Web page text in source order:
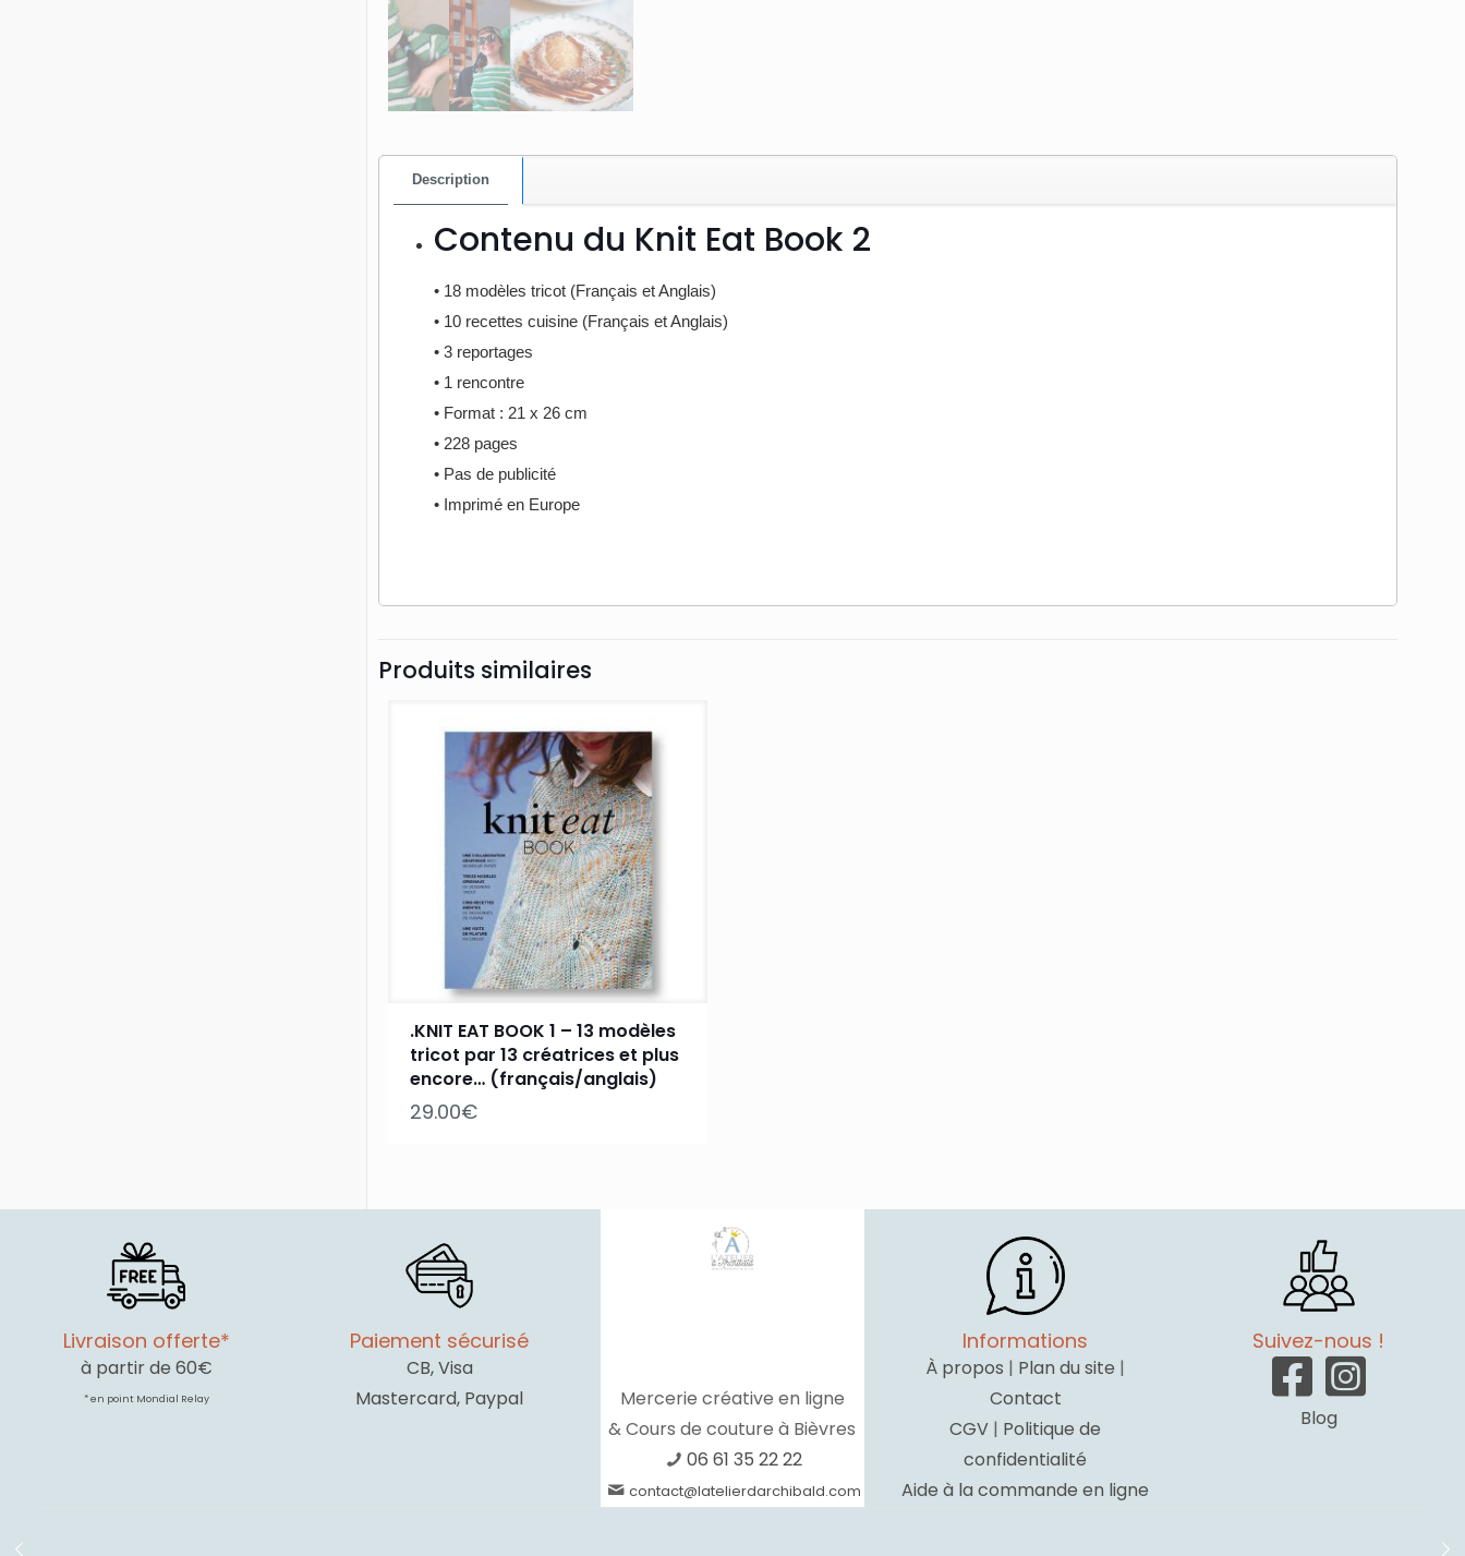
Description
Contenu du Knit Eat Book 2
• 18 modèles tricot (Français et Anglais)
• 10 recettes cuisine (Français et Anglais)
• 3 reportages
• 1 rencontre
• Format : 21 x 26 cm
• 228 pages
• Pas de publicité
• Imprimé en Europe
Produits similaires
.KNIT EAT BOOK 1 – 13 modèles
tricot par 13 créatrices et plus
encore… (français/anglais)
29.00€
Livraison offerte*
à partir de 60€
* en point Mondial Relay
Paiement sécurisé
CB, Visa
Mastercard, Paypal
Mercerie créative en ligne
& Cours de couture à Bièvres
06 61 35 22 22
contact@latelierdarchibald.com
Informations
À propos | Plan du site |
Contact
CGV | Politique de
confidentialité
Aide à la commande en ligne
Suivez-nous !
Blog